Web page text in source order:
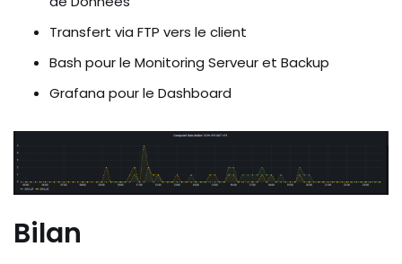
Transfert via FTP vers le client
Bash pour le Monitoring Serveur et Backup
Grafana pour le Dashboard
Bilan